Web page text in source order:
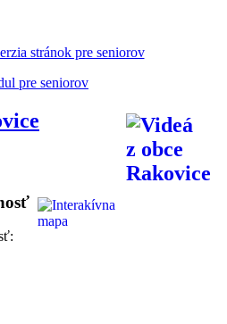
stránok pre seniorov